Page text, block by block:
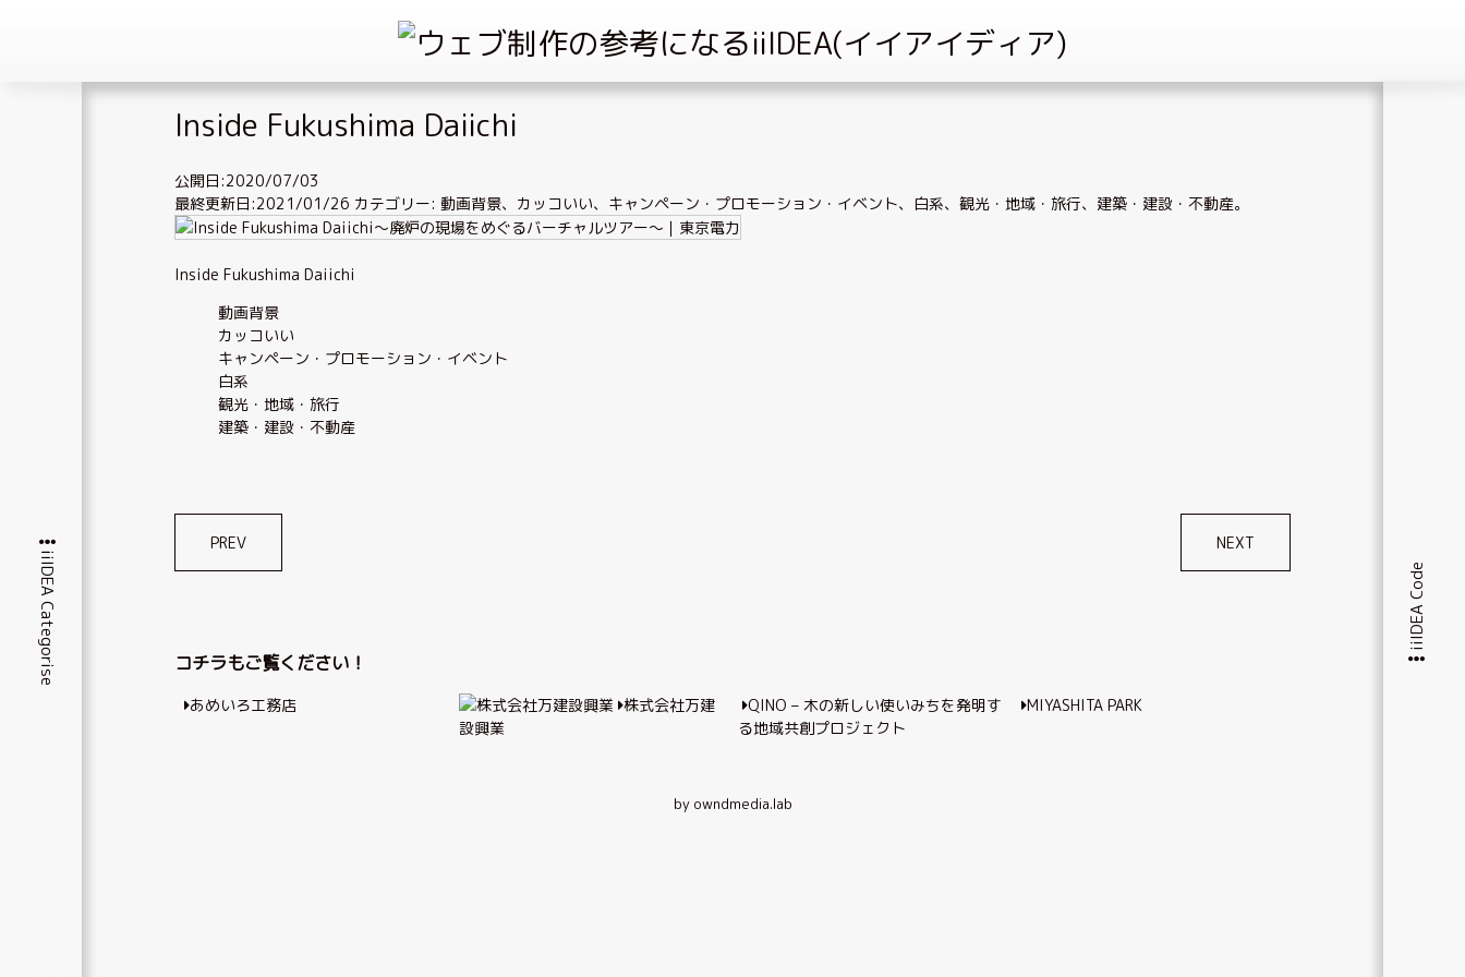
Skip
to
content
iiIDEA Categorise iiIDEA Code
Inside Fukushima Daiichi
公開日:2020/07/03
最終更新日:2021/01/26 カテゴリー: 動画背景、 カッコいい、 キャンペーン・プロモーション・イベント、 白系、 観光・地域・旅行、 建築・建設・不動産。
Inside Fukushima Daiichi
動画背景
カッコいい
キャンペーン・プロモーション・イベント
白系
観光・地域・旅行
建築・建設・不動産
稿
ー
PREV NEXT
コチラもご覧ください！
あめいろ工務店
株式会社万建
設興業
QINO – 木の新しい使いみちを発明す
る地域共創プロジェクト
MIYASHITA PARK
by owndmedia.lab